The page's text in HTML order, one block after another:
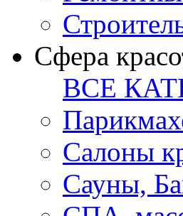
Сфера
ВСЕ
Салоны
Сауны,